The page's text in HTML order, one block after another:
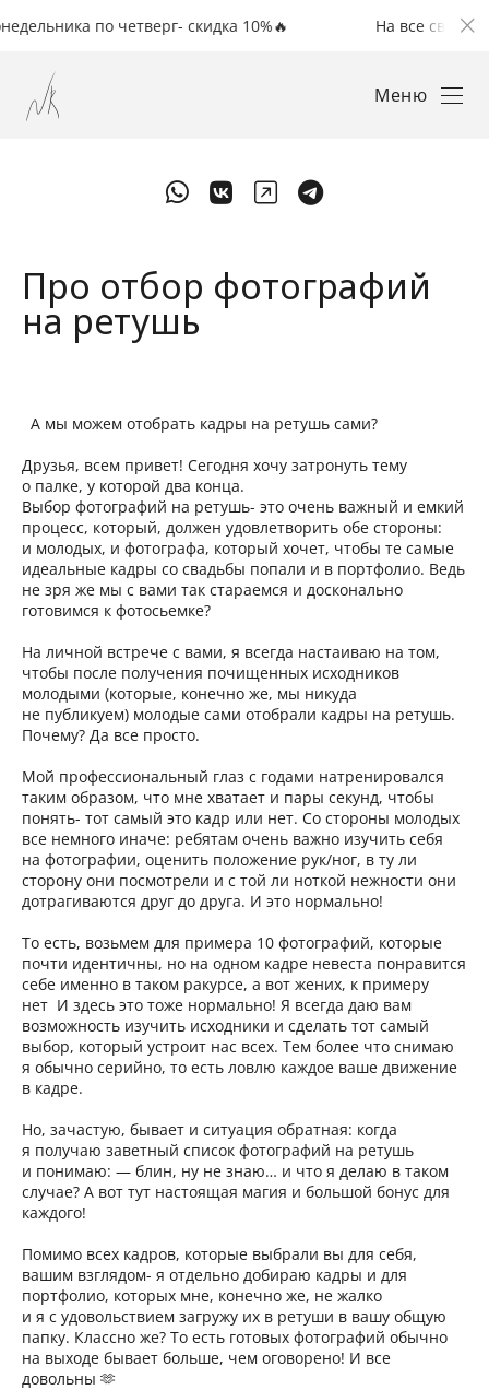
по четверг- скидка 10%🔥 На все свадьбы с
Меню
Про отбор фотографий
на ретушь
А мы можем отобрать кадры на ретушь сами?
Друзья, всем привет! Сегодня хочу затронуть тему
о палке, у которой два конца.
Выбор фотографий на ретушь- это очень важный и емкий
процесс, который, должен удовлетворить обе стороны:
и молодых, и фотографа, который хочет, чтобы те самые
идеальные кадры со свадьбы попали и в портфолио. Ведь
не зря же мы с вами так стараемся и досконально
готовимся к фотосьемке?
На личной встрече с вами, я всегда настаиваю на том,
чтобы после получения почищенных исходников
молодыми (которые, конечно же, мы никуда
не публикуем) молодые сами отобрали кадры на ретушь.
Почему? Да все просто.
Мой профессиональный глаз с годами натренировался
таким образом, что мне хватает и пары секунд, чтобы
понять- тот самый это кадр или нет. Со стороны молодых
все немного иначе: ребятам очень важно изучить себя
на фотографии, оценить положение рук/ног, в ту ли
сторону они посмотрели и с той ли ноткой нежности они
дотрагиваются друг до друга. И это нормально!
То есть, возьмем для примера 10 фотографий, которые
почти идентичны, но на одном кадре невеста понравится
себе именно в таком ракурсе, а вот жених, к примеру
нет И здесь это тоже нормально! Я всегда даю вам
возможность изучить исходники и сделать тот самый
выбор, который устроит нас всех. Тем более что снимаю
я обычно серийно, то есть ловлю каждое ваше движение
в кадре.
Но, зачастую, бывает и ситуация обратная: когда
я получаю заветный список фотографий на ретушь
и понимаю: — блин, ну не знаю… и что я делаю в таком
случае? А вот тут настоящая магия и большой бонус для
каждого!
Помимо всех кадров, которые выбрали вы для себя,
вашим взглядом- я отдельно добираю кадры и для
портфолио, которых мне, конечно же, не жалко
и я с удовольствием загружу их в ретуши в вашу общую
папку. Классно же? То есть готовых фотографий обычно
на выходе бывает больше, чем оговорено! И все
довольны 🫶